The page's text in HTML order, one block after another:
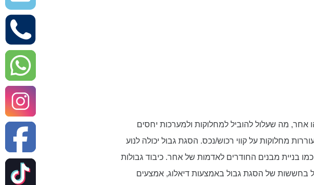
אחר, מה שעלול להוביל למחלוקות ולמערכות יחסים
מחלוקות על קווי רכוש/נכס. הסגת גבול יכולה לנוע
בניית מבנים החודרים לאדמות של אחר. כיבוד גבולות
בחששות של הסגת גבול באמצעות דיאלוג, אמצעים